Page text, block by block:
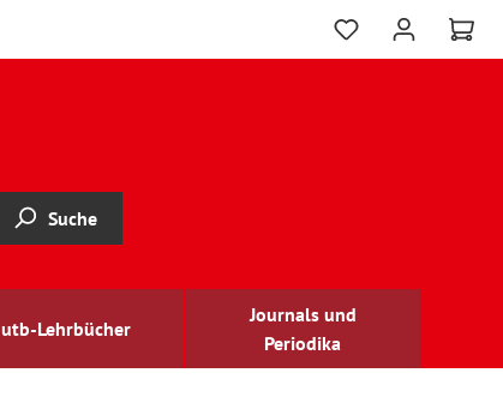
Suche
utb-Lehrbücher
Journals und
Periodika